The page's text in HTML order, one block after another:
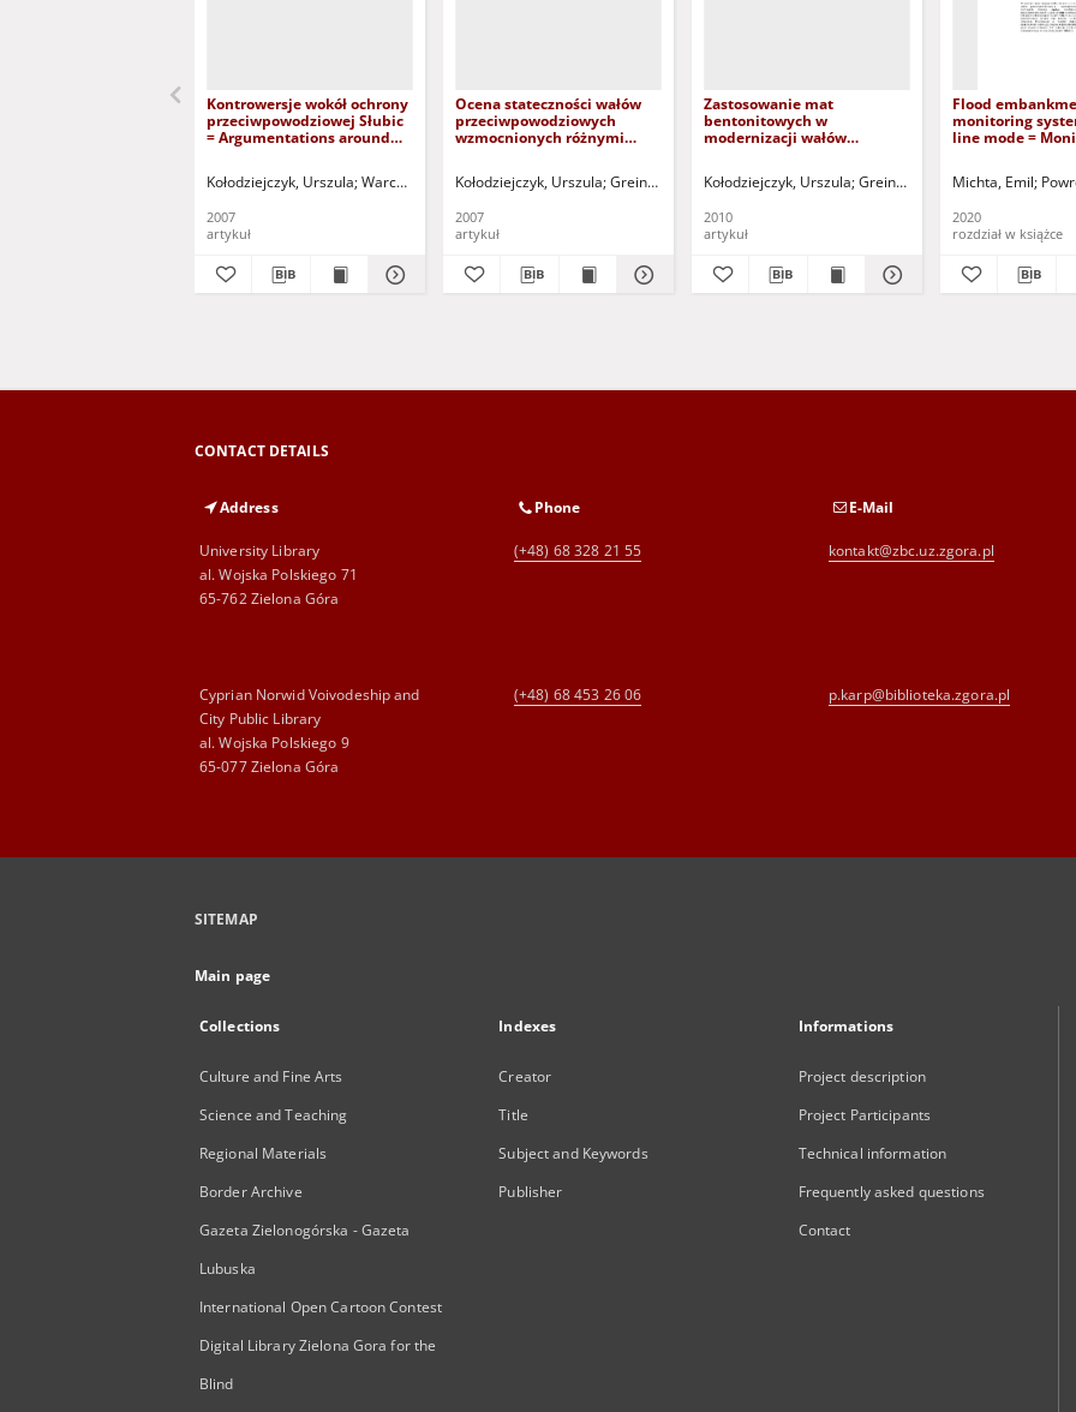
Kontrowersje wokół ochrony
przeciwpowodziowej Słubic
= Argumentations around
Kołodziejczyk, Urszula Warcholak, Piotr Greinert, Andrzej - red. Kołodziejczyk, Urszula - red.
2007
artykuł
Ocena stateczności wałów
przeciwpowodziowych
wzmocnionych różnymi
Assessment of the impact of
on the stability of the flood
banks
Kołodziejczyk, Urszula Greinert, Andrzej - red. Kołodziejczyk, Urszula - red.
2007
artykuł
Zastosowanie mat
bentonitowych w
modernizacji wałów
in flood banks
Kołodziejczyk, Urszula Greinert, Andrzej - red.
2010
artykuł
Flood
monitoring
line mode =
trybie on-line
Michta, Emil
2020
rozdział w książce
CONTACT DETAILS
Address
University Library
al. Wojska Polskiego 71
65-762 Zielona Góra
Phone
(+48) 68 328 21 55
E-Mail
kontakt@zbc.uz.zgora.pl
Cyprian Norwid Voivodeship and
City Public Library
al. Wojska Polskiego 9
65-077 Zielona Góra
(+48) 68 453 26 06 p.karp@biblioteka.zgora.pl
SITEMAP
Main page
Collections
Culture and Fine Arts
Science and Teaching
Regional Materials
Border Archive
Gazeta Zielonogórska - Gazeta
Lubuska
International Open Cartoon Contest
Digital Library Zielona Gora for the
Blind
Indexes
Creator
Title
Subject and Keywords
Publisher
Informations
Project description
Project Participants
Technical information
Frequently asked questions
Contact